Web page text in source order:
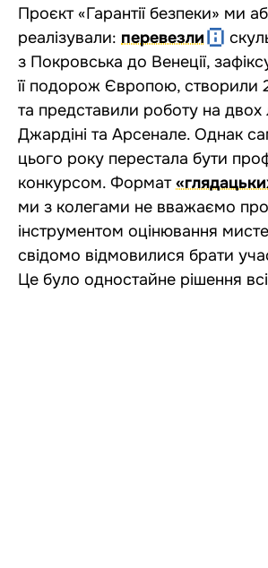
Проєкт «Гарантії безпеки» ми
реалізували: перевезли
з Покровська до Венеції,
її подорож Європою, створили
та представили роботу на двох
Джардіні та Арсенале. Однак
цього року перестала бути
конкурсом. Формат
ми з колегами не вважаємо
інструментом оцінювання
свідомо відмовилися брати
Це було одностайне рішення